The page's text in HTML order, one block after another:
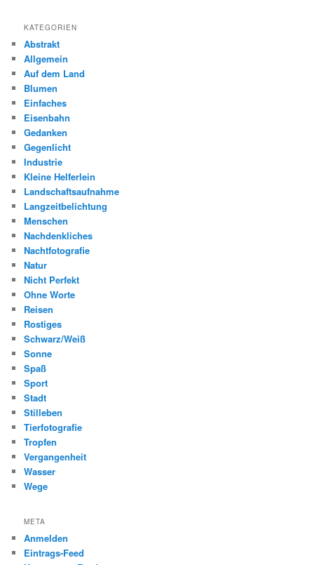
KATEGORIEN
Abstrakt
Allgemein
Auf dem Land
Blumen
Einfaches
Eisenbahn
Gedanken
Gegenlicht
Industrie
Kleine Helferlein
Landschaftsaufnahme
Langzeitbelichtung
Menschen
Nachdenkliches
Nachtfotografie
Natur
Nicht Perfekt
Ohne Worte
Reisen
Rostiges
Schwarz/Weiß
Sonne
Spaß
Sport
Stadt
Stilleben
Tierfotografie
Tropfen
Vergangenheit
Wasser
Wege
META
Anmelden
Eintrags-Feed